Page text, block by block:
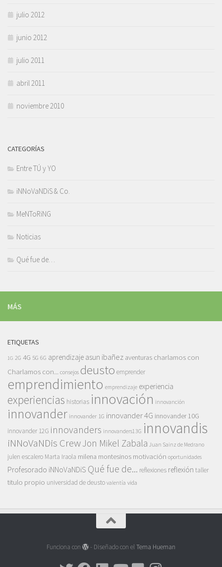
julio 2012
junio 2012
julio 2011
abril 2011
noviembre 2010
CATEGORÍAS
Entre TÚ y YO
iNNoVaNDiS & Co.
MeNToRiNG
Noticias
Qué fue de…
MÁS
ETIQUETAS
1G 2G 4G 5G 6G aprendizaje asun ibañez aventuras charlamos con
Charlamos con... consejos deusto emprender
emprendimiento emprendizaje experiencia
experiencias historias innovación innovanción
innovander innovander 1G innovander 4G innovander 10G
innovander 12G innovanders innovanders13G innovandis
iNNoVaNDis CrewJon Mikel Zabala Juan Sainz de Medrano
julen escalero Marta Iraola milena montesinos motivación oportunidades
Profesorado iNNoVaNDiS Qué fue de... reflexiones reflexión taller
titulo propio universidad de deusto valentía vida
Funciona con - Diseñado con elTema Hueman